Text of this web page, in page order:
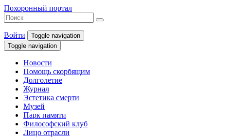
Похоронный портал
Войти
Toggle navigation
Toggle navigation
Новости
Помощь скорбящим
Долголетие
Журнал
Эстетика смерти
Музей
Парк памяти
Философский клуб
Лицо отрасли